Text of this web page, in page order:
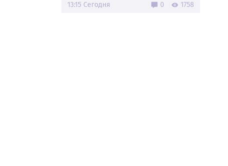
13:15 Сегодня 0 1758